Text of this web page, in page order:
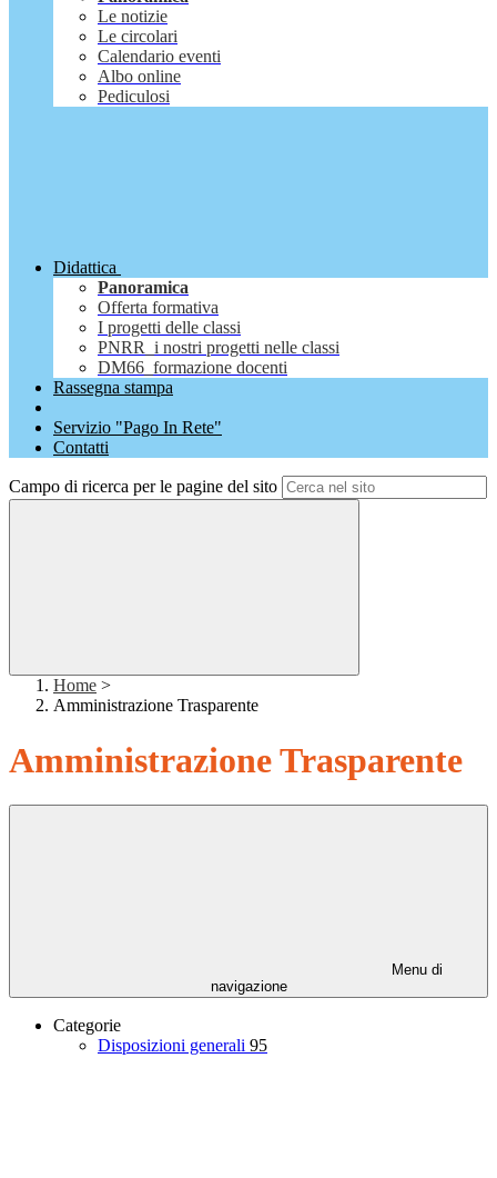
Le notizie
Le circolari
Calendario eventi
Albo online
Pediculosi
Didattica
Panoramica
Offerta formativa
I progetti delle classi
PNRR_i nostri progetti nelle classi
DM66_formazione docenti
Rassegna stampa
Servizio "Pago In Rete"
Contatti
Campo di ricerca per le pagine del sito
Home >
Amministrazione Trasparente
Amministrazione Trasparente
Menu di
navigazione
Categorie
Disposizioni generali 95